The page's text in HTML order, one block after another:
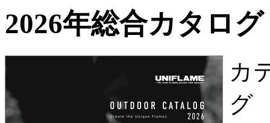
2026年総合カタログ
カ
グ